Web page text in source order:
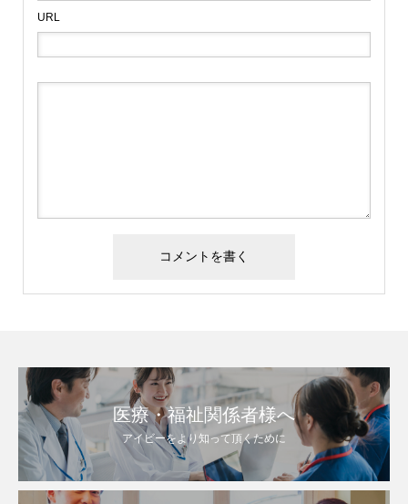
URL
医療・福祉関係者様へ
アイビーをより知って頂くために